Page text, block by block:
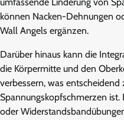
können Nacken-Dehnungen
Wall Angels ergänzen.
Darüber hinaus kann die
die Körpermitte und den
verbessern, was entscheidend
Spannungskopfschmerzen ist.
oder